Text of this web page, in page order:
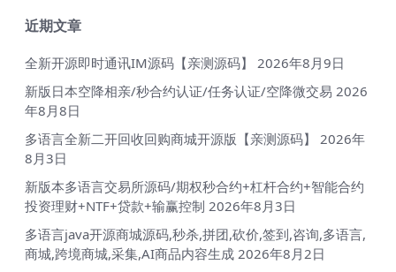
近期文章
全新开源即时通讯IM源码【亲测源码】
2026年8月9日
新版日本空降相亲/秒合约认证/任务认证/空降微交易 2026
年8月8日
多语言全新二开回收回购商城开源版【亲测源码】
2026年
8月3日
新版本多语言交易所源码/期权秒合约+杠杆合约+智能合约
投资理财+NTF+贷款+输赢控制 2026年8月3日
多语言java开源商城源码,秒杀,拼团,砍价,签到,咨询,多语言,
商城,跨境商城,采集,AI商品内容生成 2026年8月2日